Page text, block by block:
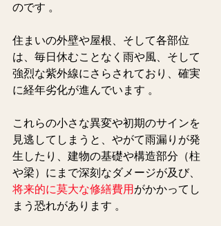
のです 。
住まいの外壁や屋根、そして各部位
は、毎日休むことなく雨や風、そして
強烈な紫外線にさらされており、確実
に経年劣化が進んでいます 。
これらの小さな異変や初期のサインを
見逃してしまうと、やがて雨漏りが発
生したり、建物の基礎や構造部分（柱
や梁）にまで深刻なダメージが及び、
将来的に莫大な修繕費用 がかかってし
まう恐れがあります 。